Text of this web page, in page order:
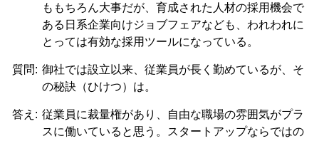
ももちろん大事だが、育成された人材の採用機会で
ある日系企業向けジョブフェアなども、われわれに
とっては有効な採用ツールになっている。
質問: 御社では設立以来、従業員が長く勤めているが、そ
の秘訣（ひけつ）は。
答え: 従業員に裁量権があり、自由な職場の雰囲気がプラ
スに働いていると思う。スタートアップならではの